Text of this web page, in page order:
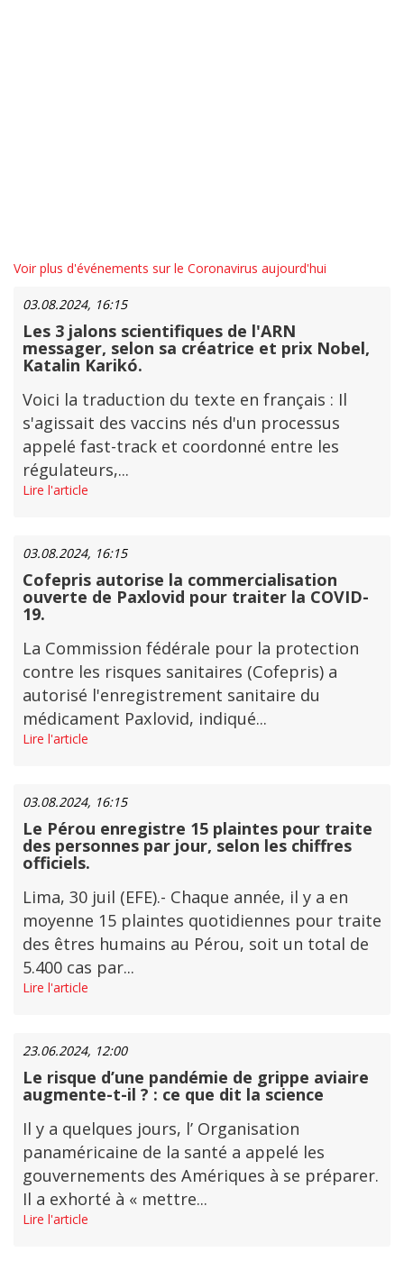
Voir plus d'événements sur le Coronavirus aujourd'hui
03.08.2024, 16:15
Les 3 jalons scientifiques de l'ARN
messager, selon sa créatrice et prix Nobel,
Katalin Karikó.
Voici la traduction du texte en français : Il
s'agissait des vaccins nés d'un processus
appelé fast-track et coordonné entre les
régulateurs,...
Lire l'article
03.08.2024, 16:15
Cofepris autorise la commercialisation
ouverte de Paxlovid pour traiter la COVID-
19.
La Commission fédérale pour la protection
contre les risques sanitaires (Cofepris) a
autorisé l'enregistrement sanitaire du
médicament Paxlovid, indiqué...
Lire l'article
03.08.2024, 16:15
Le Pérou enregistre 15 plaintes pour traite
des personnes par jour, selon les chiffres
officiels.
Lima, 30 juil (EFE).- Chaque année, il y a en
moyenne 15 plaintes quotidiennes pour traite
des êtres humains au Pérou, soit un total de
5.400 cas par...
Lire l'article
23.06.2024, 12:00
Le risque d’une pandémie de grippe aviaire
augmente-t-il ? : ce que dit la science
Il y a quelques jours, l’ Organisation
panaméricaine de la santé a appelé les
gouvernements des Amériques à se préparer.
Il a exhorté à « mettre...
Lire l'article